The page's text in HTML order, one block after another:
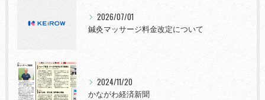
2026/07/01
鍼灸マッサージ料金改定について
2024/11/20
かながわ経済新聞